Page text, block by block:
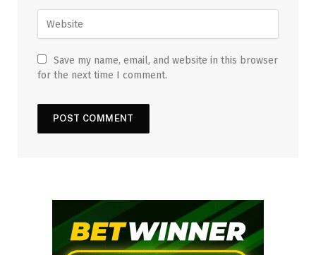
Save my name, email, and website in this browser
for the next time I comment.